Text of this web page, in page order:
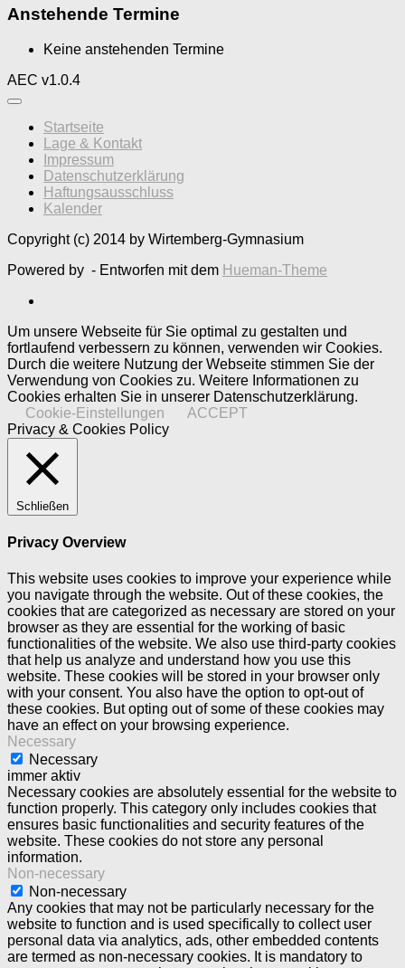
Anstehende Termine
Keine anstehenden Termine
AEC v1.0.4
Startseite
Lage & Kontakt
Impressum
Datenschutzerklärung
Haftungsausschluss
Kalender
Copyright (c) 2014 by Wirtemberg-Gymnasium
Powered by - Entworfen mit dem Hueman-Theme
Um unsere Webseite für Sie optimal zu gestalten und
fortlaufend verbessern zu können, verwenden wir Cookies.
Durch die weitere Nutzung der Webseite stimmen Sie der
Verwendung von Cookies zu. Weitere Informationen zu
Cookies erhalten Sie in unserer Datenschutzerklärung.
Cookie-Einstellungen
ACCEPT
Privacy & Cookies Policy
Schließen
Privacy Overview
This website uses cookies to improve your experience while
you navigate through the website. Out of these cookies, the
cookies that are categorized as necessary are stored on your
browser as they are essential for the working of basic
functionalities of the website. We also use third-party cookies
that help us analyze and understand how you use this
website. These cookies will be stored in your browser only
with your consent. You also have the option to opt-out of
these cookies. But opting out of some of these cookies may
have an effect on your browsing experience.
Necessary
Necessary
immer aktiv
Necessary cookies are absolutely essential for the website to
function properly. This category only includes cookies that
ensures basic functionalities and security features of the
website. These cookies do not store any personal
information.
Non-necessary
Non-necessary
Any cookies that may not be particularly necessary for the
website to function and is used specifically to collect user
personal data via analytics, ads, other embedded contents
are termed as non-necessary cookies. It is mandatory to